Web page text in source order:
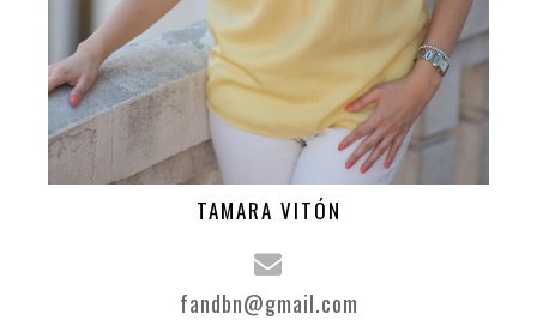
TAMARA VITÓN
fandbn@gmail.com